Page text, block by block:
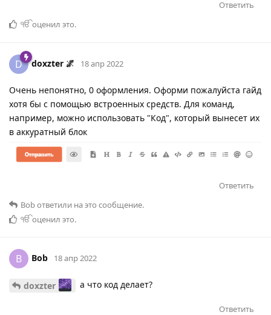
Ответить
ੴоценил это.
D doxzter 🌌 18 апр 2022
Очень непонятно, 0 оформления. Оформи пожалуйста гайд
хотя бы с помощью встроенных средств. Для команд,
например, можно использовать "Код", который вынесет их
в аккуратный блок
Ответить
Bobответили на это сообщение.
ੴоценил это.
B Bob 18 апр 2022
doxzter а что код делает?
Ответить